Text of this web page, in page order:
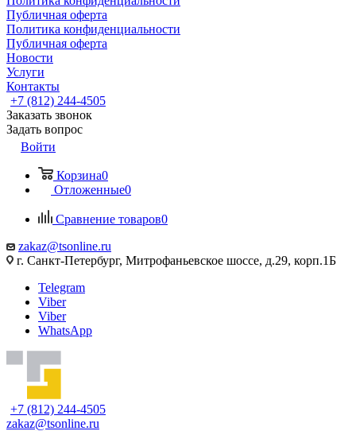
Публичная оферта
Политика конфиденциальности
Публичная оферта
Новости
Услуги
Контакты
+7 (812) 244-4505
Заказать звонок
Задать вопрос
Войти
Корзина0
Отложенные0
Сравнение товаров0
zakaz@tsonline.ru
г. Санкт-Петербург, Митрофаньевское шоссе, д.29, корп.1Б
Telegram
Viber
Viber
WhatsApp
+7 (812) 244-4505
zakaz@tsonline.ru